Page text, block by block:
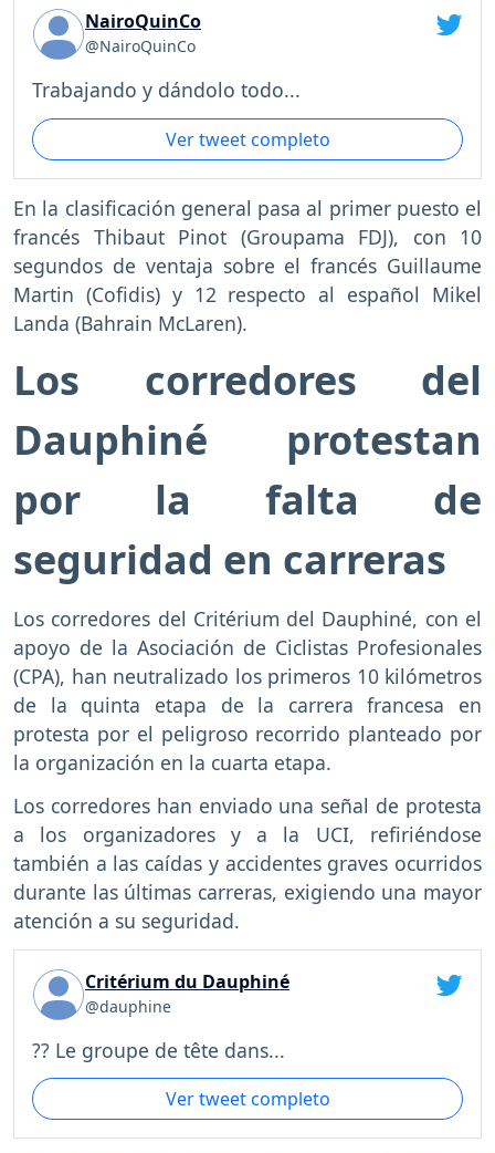
NairoQuinCo
@NairoQuinCo
Trabajando y dándolo todo...
Ver tweet completo
En la clasificación general pasa al primer puesto el
francés Thibaut Pinot (Groupama FDJ), con 10
segundos de ventaja sobre el francés Guillaume
Martin (Cofidis) y 12 respecto al español Mikel
Landa (Bahrain McLaren).
Los corredores del
Dauphiné protestan
por la falta de
seguridad en carreras
Los corredores del Critérium del Dauphiné, con el
apoyo de la Asociación de Ciclistas Profesionales
(CPA), han neutralizado los primeros 10 kilómetros
de la quinta etapa de la carrera francesa en
protesta por el peligroso recorrido planteado por
la organización en la cuarta etapa.
Los corredores han enviado una señal de protesta
a los organizadores y a la UCI, refiriéndose
también a las caídas y accidentes graves ocurridos
durante las últimas carreras, exigiendo una mayor
atención a su seguridad.
Critérium du Dauphiné
@dauphine
?? Le groupe de tête dans...
Ver tweet completo